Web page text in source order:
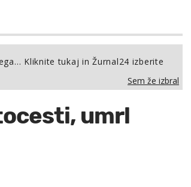
Kliknite tukaj in Žurnal24 izberite
Sem že izbral
umrl